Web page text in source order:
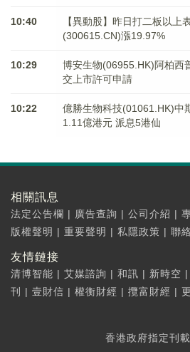
10:40
【異動股】昨日打二板以上
(300615.CN)漲19.97%
10:29
博安生物(06955.HK)阿柏西
交上市許可申請
10:22
億勝生物科技(01061.HK)中
1.11億港元 派息5港仙
相關訊息
法定公告欄 | 廣告查詢 | 公司介紹 |
版權聲明 | 重要聲明 | 私隱政策 | 聯
友情鏈接
清博智能 | 艾媒諮詢 | 和訊 | 新時空 |
刊
| 壹財信 | 權衡財經 | 攬富財經 |
香港政府指定刊